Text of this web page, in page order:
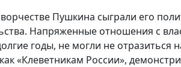
Пушкина сыграли его
Напряженные отношения с
годы, не могли не отразиться
«Клеветникам России»,